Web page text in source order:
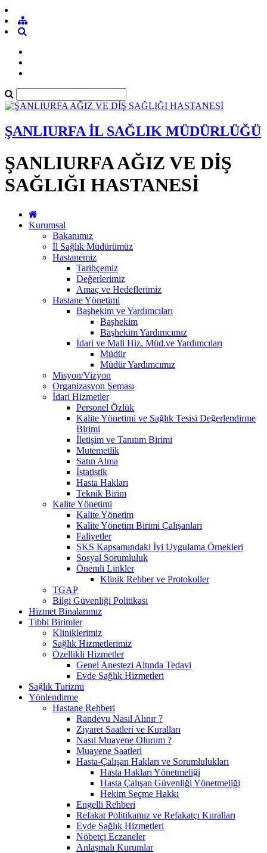
ŞANLIURFA İL SAĞLIK MÜDÜRLÜĞÜ
ŞANLIURFA AĞIZ VE DİŞ
SAĞLIĞI HASTANESİ
Kurumsal
Bakanımız
İl Sağlık Müdürümüz
Hastanemiz
Tarihçemiz
Değerlerimiz
Amaç ve Hedeflerimiz
Hastane Yönetimi
Başhekim ve Yardımcıları
Başhekim
Başhekim Yardımcımız
İdari ve Mali Hiz. Müd.ve Yardımcıları
Müdür
Müdür Yardımcımız
Misyon/Vizyon
Organizasyon Şeması
İdari Hizmetler
Personel Özlük
Kalite Yönetimi ve Sağlık Tesisi Değerlendirme
Birimi
İletişim ve Tanıtım Birimi
Mutemetlik
Satın Alma
İstatistik
Hasta Hakları
Teknik Birim
Kalite Yönetimi
Kalite Yönetim
Kalite Yönetim Birimi Çalışanları
Faliyetler
SKS Kapsamındaki İyi Uygulama Örnekleri
Sosyal Sorumluluk
Önemli Linkler
Klinik Rehber ve Protokoller
TGAP
Bilgi Güvenliği Politikası
Hizmet Binalarımız
Tıbbi Birimler
Kliniklerimiz
Sağlık Hizmetlerimiz
Özellikli Hizmetler
Genel Anestezi Altında Tedavi
Evde Sağlık Hizmetleri
Sağlık Turizmi
Yönlendirme
Hastane Rehberi
Randevu Nasıl Alınır ?
Ziyaret Saatleri ve Kuralları
Nasıl Muayene Olurum ?
Muayene Saatleri
Hasta-Çalışan Hakları ve Sorumlulukları
Hasta Hakları Yönetmeliği
Hasta Çalışan Güvenliği Yönetmeliği
Hekim Seçme Hakkı
Engelli Rehberi
Refakat Politikamız ve Refakatçı Kuralları
Evde Sağlık Hizmetleri
Nöbetçi Eczaneler
Anlaşmalı Kurumlar